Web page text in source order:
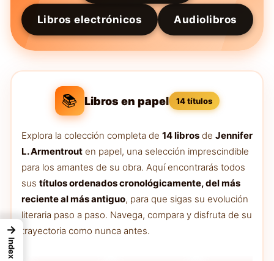
Libros electrónicos Audiolibros
📚 Libros en papel 14 títulos
Explora la colección completa de 14 libros de Jennifer
L. Armentrout en papel, una selección imprescindible
para los amantes de su obra. Aquí encontrarás todos
sus títulos ordenados cronológicamente, del más
reciente al más antiguo, para que sigas su evolución
literaria paso a paso. Navega, compara y disfruta de su
trayectoria como nunca antes.
→
Index